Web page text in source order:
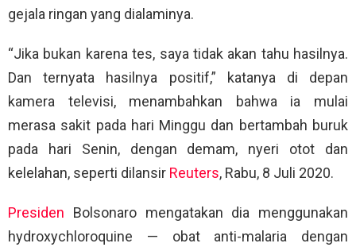
gejala ringan yang dialaminya.
“Jika bukan karena tes, saya tidak akan tahu hasilnya.
Dan ternyata hasilnya positif,” katanya di depan
kamera televisi, menambahkan bahwa ia mulai
merasa sakit pada hari Minggu dan bertambah buruk
pada hari Senin, dengan demam, nyeri otot dan
kelelahan, seperti dilansir Reuters, Rabu, 8 Juli 2020.
Presiden Bolsonaro mengatakan dia menggunakan
hydroxychloroquine — obat anti-malaria dengan